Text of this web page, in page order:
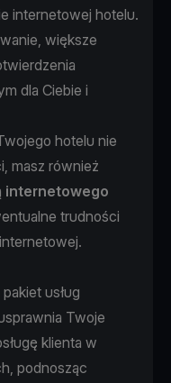
internetowej hotelu.
większe
dla Ciebie i
hotelu nie
masz również
internetowego
trudności
usług
Twoje
klienta w
podnosząc